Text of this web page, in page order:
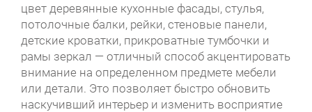
цвет деревянные кухонные фасады, стулья,
потолочные балки, рейки, стеновые панели,
детские кроватки, прикроватные тумбочки и
рамы зеркал — отличный способ акцентировать
внимание на определенном предмете мебели
или детали. Это позволяет быстро обновить
наскучивший интерьер и изменить восприятие